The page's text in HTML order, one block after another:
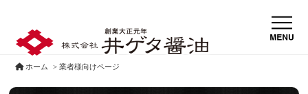
ホーム > 業者様向けページ